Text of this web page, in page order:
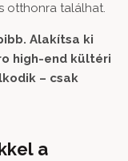
otthonra találhat.
Alakítsa ki
high-end kültéri
– csak
a